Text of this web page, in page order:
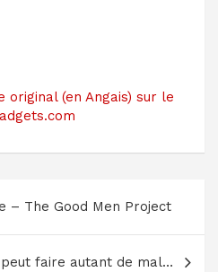
original (en Angais) sur le
– The Good Men Project
peut faire autant de mal…